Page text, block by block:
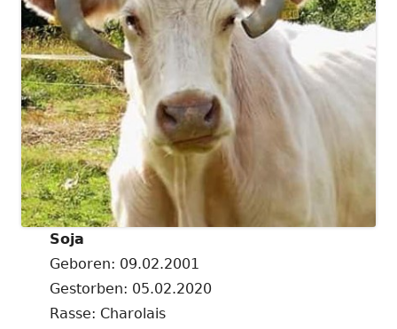
Soja
Geboren: 09.02.2001
Gestorben: 05.02.2020
Rasse: Charolais